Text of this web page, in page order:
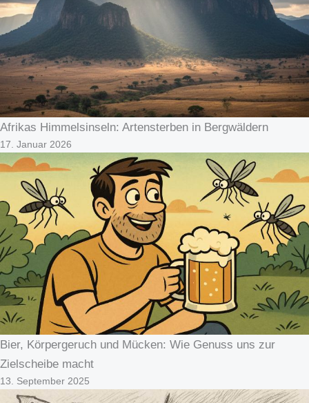
Afrikas Himmelsinseln: Artensterben in Bergwäldern
17. Januar 2026
Bier, Körpergeruch und Mücken: Wie Genuss uns zur
Zielscheibe macht
13. September 2025